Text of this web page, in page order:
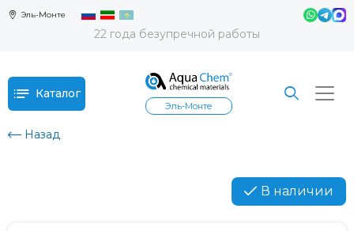
Эль-Монте
22 года безупречной работы
Каталог
Эль-Монте
Назад
В наличии